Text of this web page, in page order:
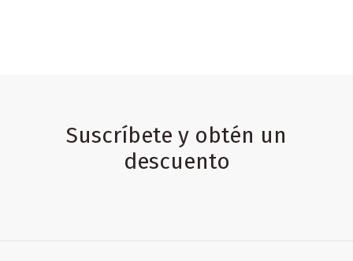
Suscríbete y obtén un
descuento